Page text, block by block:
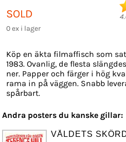
SOLD
0 ex i lager
Köp en äkta filmaffisch som
1983. Ovanlig, de flesta
ner. Papper och färger i hög
rama in på väggen. Snabb
spårbart.
Andra posters du kanske gillar:
VÅLDETS